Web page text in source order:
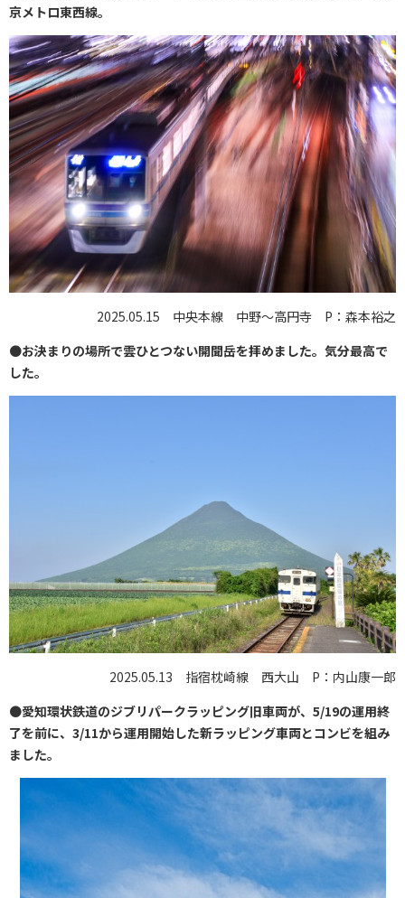
京メトロ東西線。
2025.05.15 中央本線 中野〜高円寺 P：森本裕之
●お決まりの場所で雲ひとつない開聞岳を拝めました。気分最高で
した。
2025.05.13 指宿枕崎線 西大山 P：内山康一郎
●愛知環状鉄道のジブリパークラッピング旧車両が、5/19の運用終
了を前に、3/11から運用開始した新ラッピング車両とコンビを組み
ました。